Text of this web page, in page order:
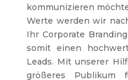
kommunizieren
Werte werden wir
Ihr Corporate
somit einen
Leads. Mit unserer
größeres Publikum